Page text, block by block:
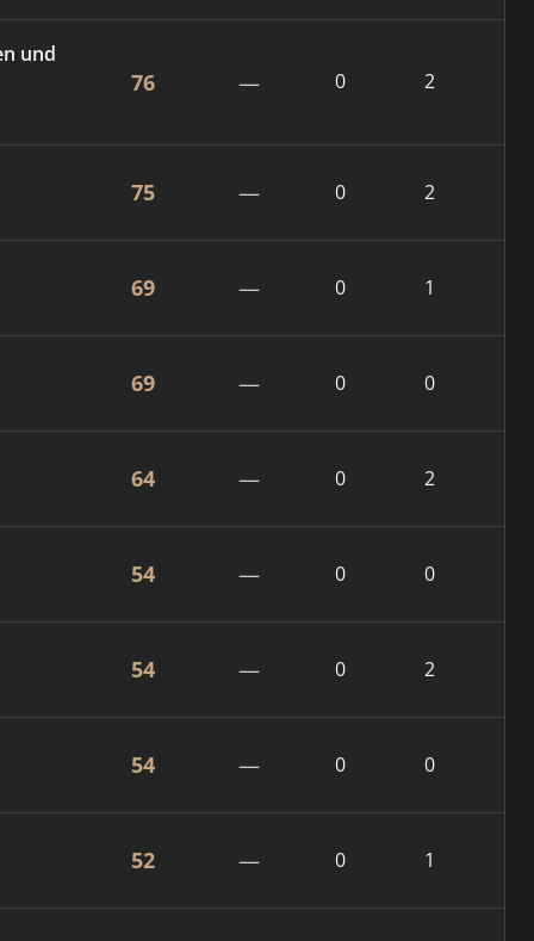
und
76 — 0 2
75 — 0 2
69 — 0 1
69 — 0 0
64 — 0 2
54 — 0 0
54 — 0 2
54 — 0 0
52 — 0 1